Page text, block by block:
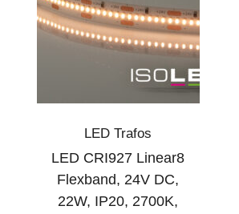
LED Trafos
LED CRI927 Linear8
Flexband, 24V DC,
22W, IP20, 2700K,